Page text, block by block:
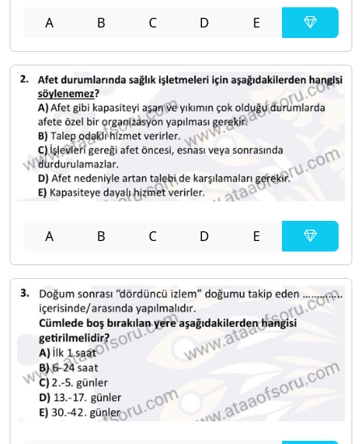
A B C D E
A B C D E